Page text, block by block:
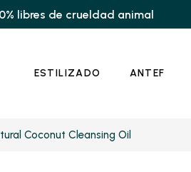
libres de crueldad animal
ESTILIZADO ANTEF
Coconut Cleansing Oil